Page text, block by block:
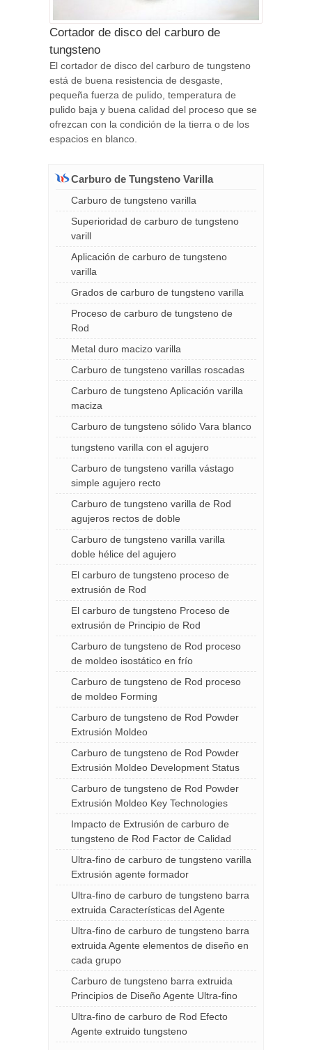
Cortador de disco del carburo de
tungsteno
El cortador de disco del carburo de tungsteno
está de buena resistencia de desgaste,
pequeña fuerza de pulido, temperatura de
pulido baja y buena calidad del proceso que se
ofrezcan con la condición de la tierra o de los
espacios en blanco.
Carburo de Tungsteno Varilla
Carburo de tungsteno varilla
Superioridad de carburo de tungsteno
varill
Aplicación de carburo de tungsteno
varilla
Grados de carburo de tungsteno varilla
Proceso de carburo de tungsteno de
Rod
Metal duro macizo varilla
Carburo de tungsteno varillas roscadas
Carburo de tungsteno Aplicación varilla
maciza
Carburo de tungsteno sólido Vara blanco
tungsteno varilla con el agujero
Carburo de tungsteno varilla vástago
simple agujero recto
Carburo de tungsteno varilla de Rod
agujeros rectos de doble
Carburo de tungsteno varilla varilla
doble hélice del agujero
El carburo de tungsteno proceso de
extrusión de Rod
El carburo de tungsteno Proceso de
extrusión de Principio de Rod
Carburo de tungsteno de Rod proceso
de moldeo isostático en frío
Carburo de tungsteno de Rod proceso
de moldeo Forming
Carburo de tungsteno de Rod Powder
Extrusión Moldeo
Carburo de tungsteno de Rod Powder
Extrusión Moldeo Development Status
Carburo de tungsteno de Rod Powder
Extrusión Moldeo Key Technologies
Impacto de Extrusión de carburo de
tungsteno de Rod Factor de Calidad
Ultra-fino de carburo de tungsteno varilla
Extrusión agente formador
Ultra-fino de carburo de tungsteno barra
extruida Características del Agente
Ultra-fino de carburo de tungsteno barra
extruida Agente elementos de diseño en
cada grupo
Carburo de tungsteno barra extruida
Principios de Diseño Agente Ultra-fino
Ultra-fino de carburo de Rod Efecto
Agente extruido tungsteno